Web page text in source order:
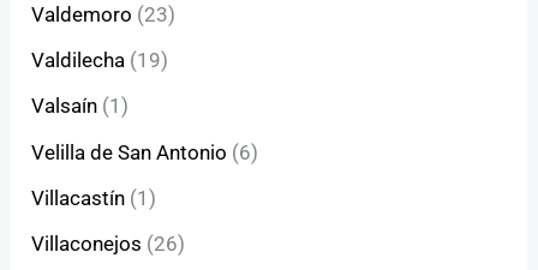
Valdemoro (23)
Valdilecha (19)
Valsaín (1)
Velilla de San Antonio (6)
Villacastín (1)
Villaconejos (26)